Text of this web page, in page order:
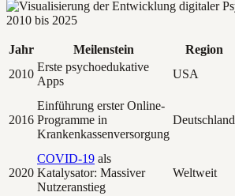
Jahr Meilenstein Region
2010
Erste psychoedukative
Apps
USA
2016
Einführung erster Online-
Programme in
Krankenkassenversorgung
Deutschland
2020
COVID-19 als
Katalysator: Massiver
Nutzeranstieg
Weltweit